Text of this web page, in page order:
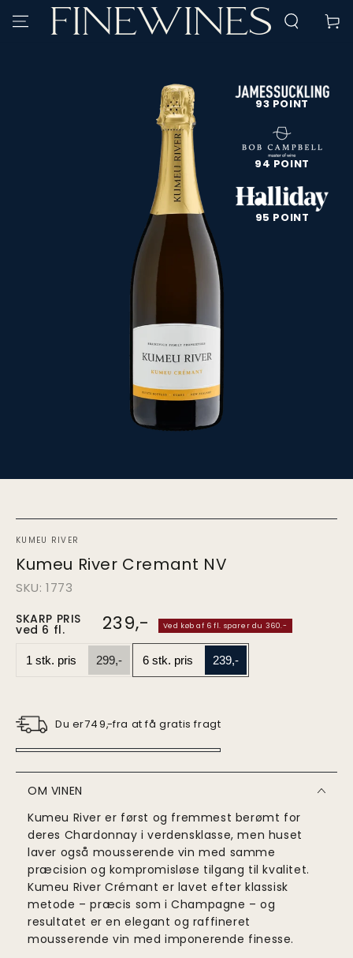
SPRING TIL
INDHOLD
Kurv
93 POINT
94 POINT
95 POINT
PRODUKTINFORMATION
medie
KUMEU RIVER
Kumeu River Cremant NV
SKU: 1773
SKARP PRIS
ved 6 fl.
Pris
1.
stk.
239,- Ved køb af 6 fl. sparer du 360.-
1 stk. pris 299,- 6 stk. pris 239,-
Du er749,-fra at få gratis fragt
OM VINEN
Kumeu River er først og fremmest berømt for
deres Chardonnay i verdensklasse, men huset
laver også mousserende vin med samme
præcision og kompromisløse tilgang til kvalitet.
Kumeu River Crémant er lavet efter klassisk
metode – præcis som i Champagne – og
resultatet er en elegant og raffineret
mousserende vin med imponerende finesse.